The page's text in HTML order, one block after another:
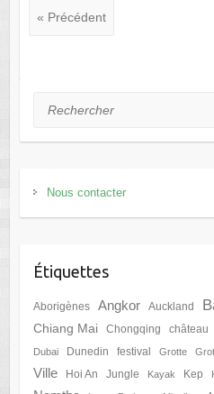
« Précédent
Rechercher
Nous contacter
Étiquettes
Aborigènes Angkor Auckland
Chiang Mai Chongqing château
Dubai Dunedin festival Grotte
Ville
Hoi An Jungle Kayak Kep